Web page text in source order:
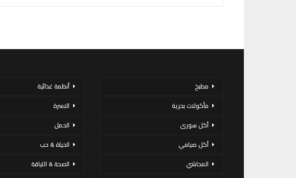
مطبخ
مأكولات بحرية
أكل سورى
أكل صيامي
المحاشي
أنظمة غذائية
الاسرة
الحمل
الحياة & حب
الصحة & اللياقة